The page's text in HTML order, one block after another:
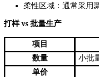
柔性区域：通常采用
打样 vs 批量生产
项目
数量
小批
单价